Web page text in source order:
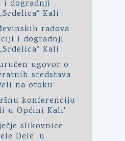
dogradnji
Kali
radova
i dogradnji
Kali
ugovor o
sredstava
na otoku'
konferenciju
u Općini Kali'
slikovnice
Dele' u